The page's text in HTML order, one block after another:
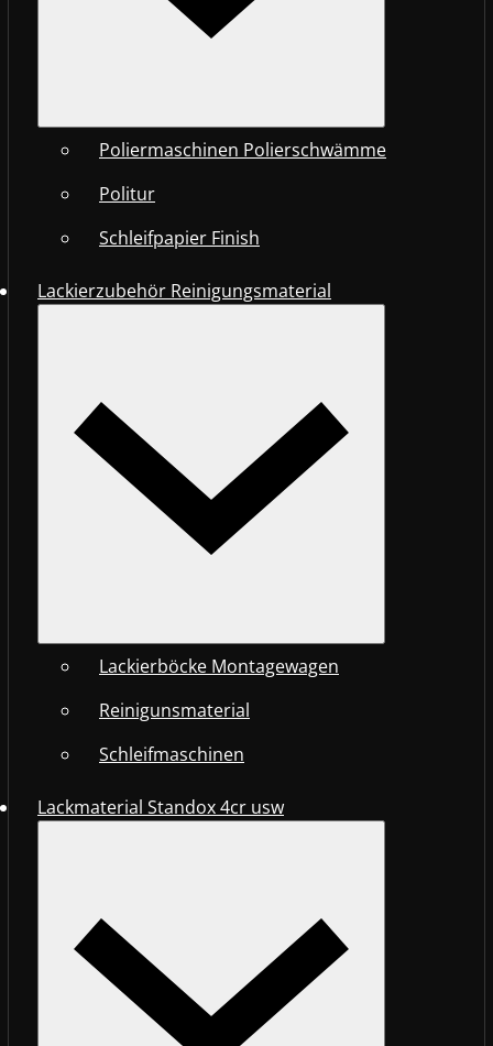
Poliermaschinen Polierschwämme
Politur
Schleifpapier Finish
Lackierzubehör Reinigungsmaterial
Lackierböcke Montagewagen
Reinigunsmaterial
Schleifmaschinen
Lackmaterial Standox 4cr usw